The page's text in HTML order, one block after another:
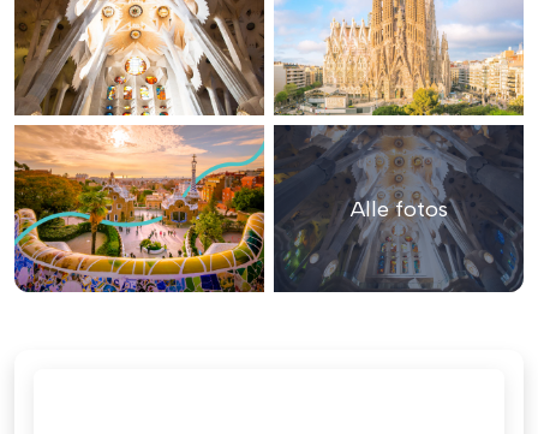
Alle fotos